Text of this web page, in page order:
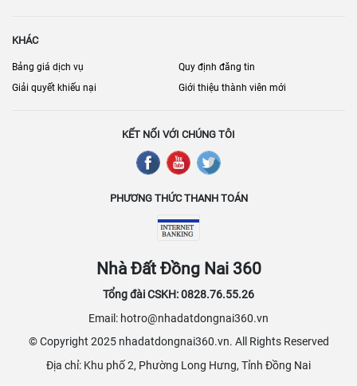
KHÁC
Bảng giá dịch vụ
Quy định đăng tin
Giải quyết khiếu nại
Giới thiệu thành viên mới
KẾT NỐI VỚI CHÚNG TÔI
PHƯƠNG THỨC THANH TOÁN
Nhà Đất Đồng Nai 360
Tổng đài CSKH: 0828.76.55.26
Email: hotro@nhadatdongnai360.vn
© Copyright 2025 nhadatdongnai360.vn. All Rights Reserved
Địa chỉ: Khu phố 2, Phường Long Hưng, Tỉnh Đồng Nai